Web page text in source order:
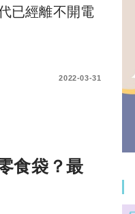
已經離不開電
2022-03-31
食袋？最